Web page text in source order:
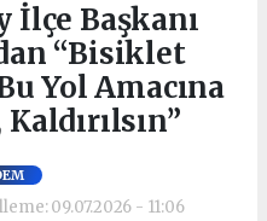
İlçe Başkanı
“Bisiklet
Yol Amacına
09.07.2026 - 11:06